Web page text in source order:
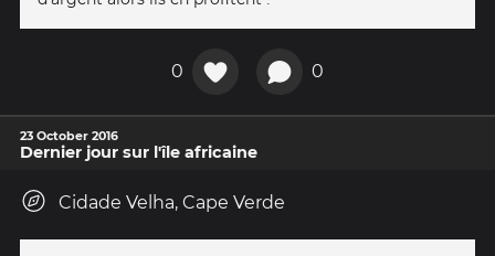
0 0
23 October 2016
Dernier jour sur l'île africaine
Cidade Velha, Cape Verde